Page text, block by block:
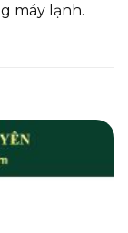
máy lạnh.